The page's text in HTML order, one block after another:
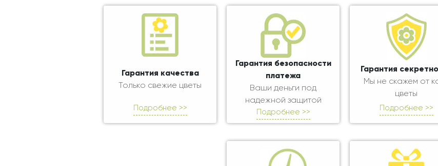
Гарантия качества
Только свежие цветы
Подробнее >>
Гарантия безопасности
платежа
Ваши деньги под
надежной защитой
Подробнее >>
Гарантия
Мы не скажем от
цветы
Подробнее >>